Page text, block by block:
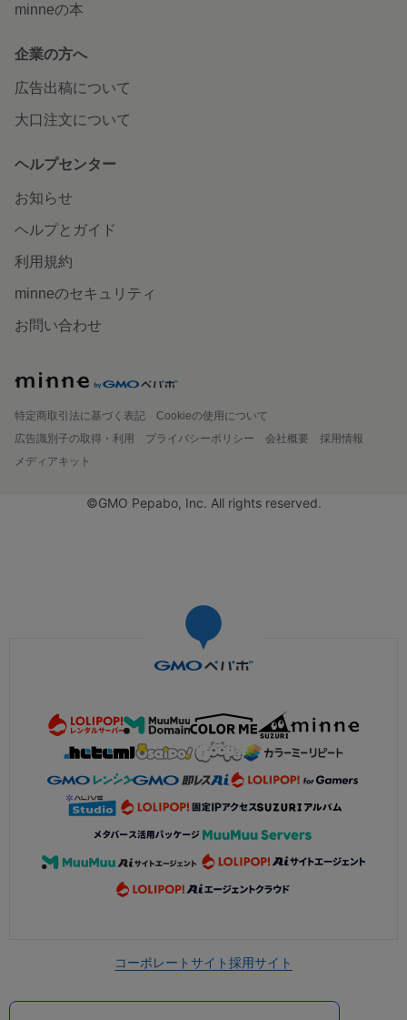
minneの本
企業の方へ
広告出稿について
大口注文について
ヘルプセンター
お知らせ
ヘルプとガイド
利用規約
minneのセキュリティ
お問い合わせ
特定商取引法に基づく表記
Cookieの使用について
広告識別子の取得・利用
プライバシーポリシー 会社概要
採用情報
メディアキット
©GMO Pepabo, Inc. All rights reserved.
コーポレートサイト採用サイト